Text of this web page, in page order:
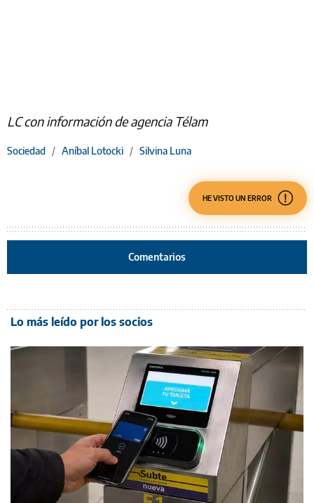
LC con información de agencia Télam
Sociedad / Aníbal Lotocki / Silvina Luna
HE VISTO UN ERROR
Comentarios
Lo más leído por los socios